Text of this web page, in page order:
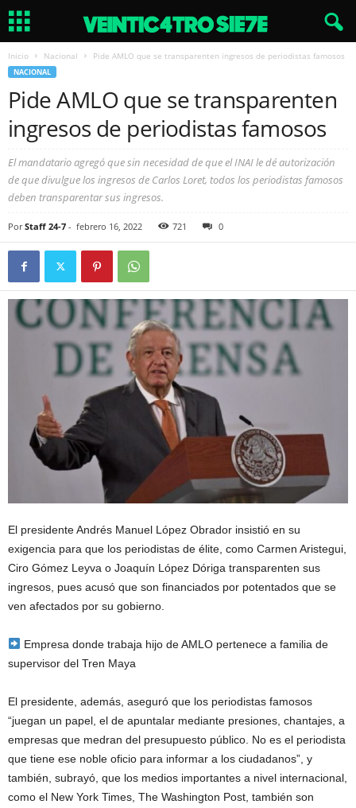
Inicio Nacional Pide AMLO que se transparenten ingresos de periodistas famosos
NACIONAL
Pide AMLO que se transparenten
ingresos de periodistas famosos
El mandatario agregó que sin necesidad de que el INAI le dé autorización
de que divulgue los ingresos de Carlos Loret, todos los periodistas famosos
deben transparentar sus ingresos.
Por Staff 24-7 - febrero 16, 2022 721 0
El presidente Andrés Manuel López Obrador insistió en su
exigencia para que los periodistas de élite, como Carmen Aristegui,
Ciro Gómez Leyva o Joaquín López Dóriga transparenten sus
ingresos, pues acusó que son financiados por potentados que se
ven afectados por su gobierno.
Empresa donde trabaja hijo de AMLO pertenece a familia de
supervisor del Tren Maya
El presidente, además, aseguró que los periodistas famosos
“juegan un papel, el de apuntalar mediante presiones, chantajes, a
empresas que medran del presupuesto público. No es el periodista
que tiene ese noble oficio para informar a los ciudadanos”, y
también, subrayó, que los medios importantes a nivel internacional,
como el New York Times, The Washington Post, también son